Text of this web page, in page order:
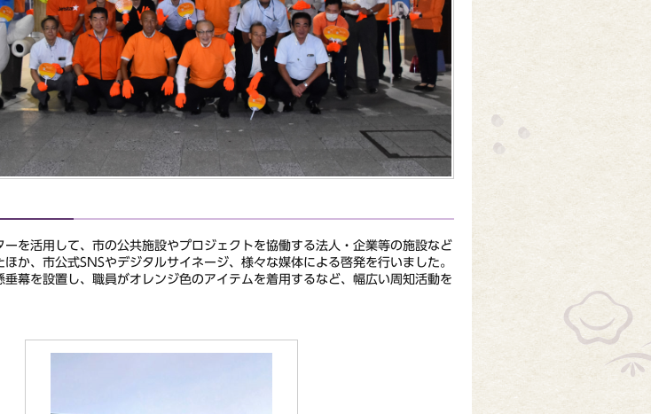
を活用して、市の公共施設やプロジェクトを協働する法人・企業等の施設など
か、市公式SNSやデジタルサイネージ、様々な媒体による啓発を行いました。
垂幕を設置し、職員がオレンジ色のアイテムを着用するなど、幅広い周知活動を